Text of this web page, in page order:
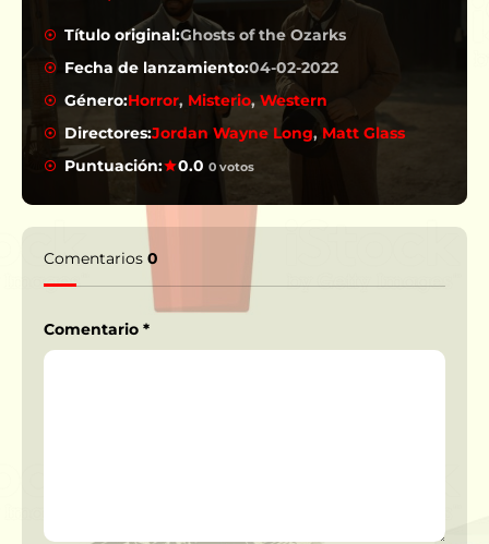
Título original:Ghosts of the Ozarks
Fecha de lanzamiento:04-02-2022
Género:Horror, Misterio,Western
Directores:Jordan Wayne Long, Matt Glass
Puntuación:
0.0 0 votos
Comentarios 0
Comentario *